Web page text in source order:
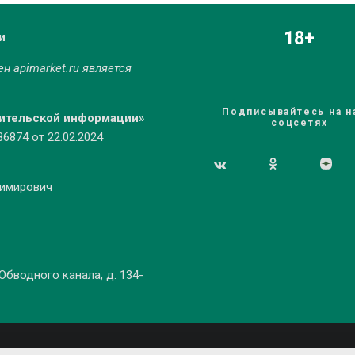
apimarket.ruявляется
информации»
от 22.02.2024
канала, д. 134-
18+
Подписывайтесь на
соцсетях